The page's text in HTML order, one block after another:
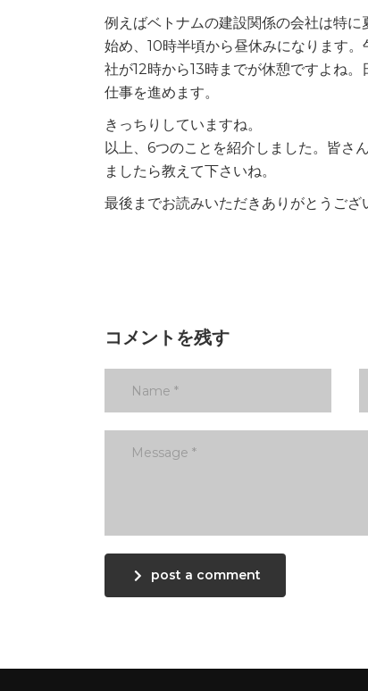
例えばベトナムの建設関係の会社は特
始め、10時半頃から昼休みになります
社が12時から13時までが休憩ですよね
仕事を進めます。
きっちりしていますね。
以上、6つのことを紹介しました。皆さ
ましたら教えて下さいね。
最後までお読みいただきありがとうござ
コメントを残す
post a comment